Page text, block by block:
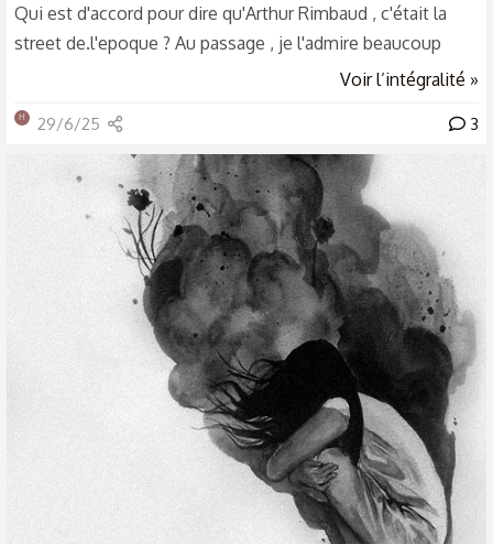
Qui est d'accord pour dire qu'Arthur Rimbaud , c'était la
street de.l'epoque ? Au passage , je l'admire beaucoup
Voir l’intégralité »
H 29/6/25 3